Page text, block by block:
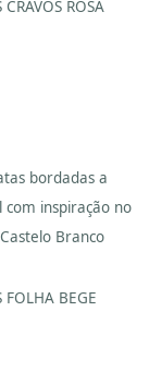
CRAVOS ROSA
FOLHA BEGE